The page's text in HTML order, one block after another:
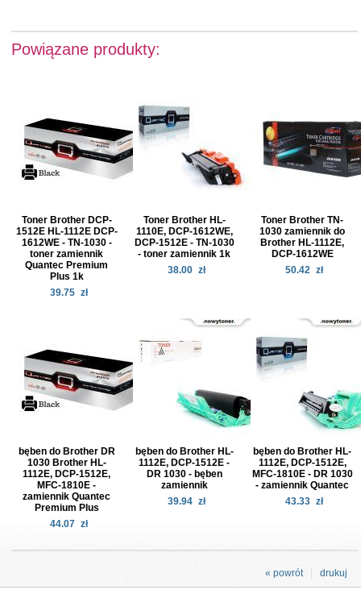
Powiązane produkty:
Toner Brother DCP-
1512E HL-1112E DCP-
1612WE - TN-1030 -
toner zamiennik
Quantec Premium
Plus 1k
39.75 zł
Toner Brother HL-
1110E, DCP-1612WE,
DCP-1512E - TN-1030
- toner zamiennik 1k
38.00 zł
Toner Brother TN-
1030 zamiennik do
Brother HL-1112E,
DCP-1612WE
50.42 zł
bęben do Brother DR
1030 Brother HL-
1112E, DCP-1512E,
MFC-1810E -
zamiennik Quantec
Premium Plus
44.07 zł
bęben do Brother HL-
1112E, DCP-1512E -
DR 1030 - bęben
zamiennik
39.94 zł
bęben do Brother HL-
1112E, DCP-1512E,
MFC-1810E - DR 1030
- zamiennik Quantec
43.33 zł
drukuj
« powrót